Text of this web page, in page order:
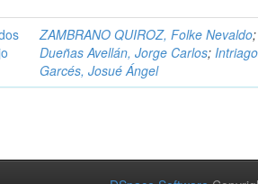
ZAMBRANO QUIROZ, Folke Nevaldo;
Dueñas Avellán, Jorge Carlos;Intriago
Garcés, Josué Ángel